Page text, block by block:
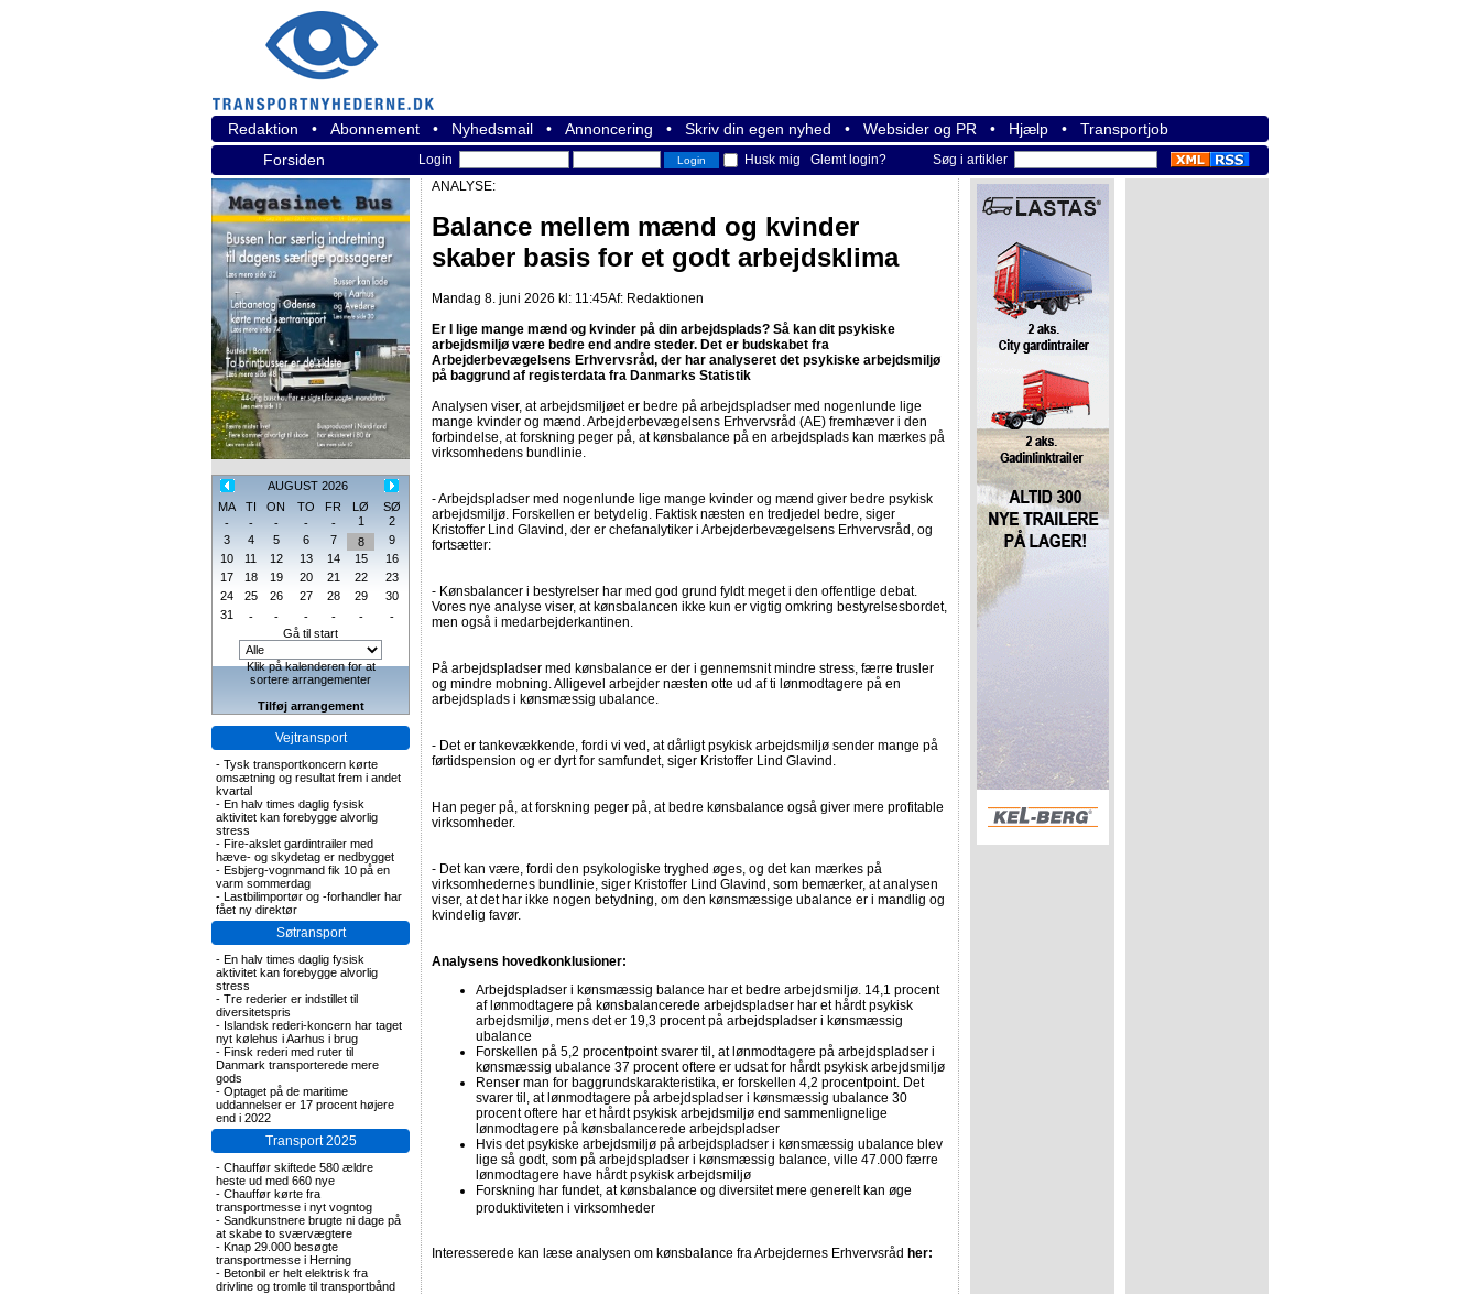
Redaktion • Abonnement • Nyhedsmail • Annoncering • Skriv din egen nyhed • Websider og PR • Hjælp • Transportjob
Forsiden
Login Husk mig Glemt login? Søg i artikler
AUGUST 2026
MA
TI ON TO FR LØ
SØ
-
- - - - 1
2
3
4 5 6 7 8
9
10
11 12 13 14 15
16
17
18 19 20 21 22
23
24
25 26 27 28 29
30
31
- - - - -
-
Gå til start
Klik på kalenderen for at
sortere arrangementer
Tilføj arrangement
Vejtransport
- Tysk transportkoncern kørte
omsætning og resultat frem i andet
kvartal
- En halv times daglig fysisk
aktivitet kan forebygge alvorlig
stress
- Fire-akslet gardintrailer med
hæve- og skydetag er nedbygget
- Esbjerg-vognmand fik 10 på en
varm sommerdag
- Lastbilimportør og -forhandler har
fået ny direktør
Søtransport
- En halv times daglig fysisk
aktivitet kan forebygge alvorlig
stress
- Tre rederier er indstillet til
diversitetspris
- Islandsk rederi-koncern har taget
nyt kølehus i Aarhus i brug
- Finsk rederi med ruter til
Danmark transporterede mere
gods
- Optaget på de maritime
uddannelser er 17 procent højere
end i 2022
Transport 2025
- Chauffør skiftede 580 ældre
heste ud med 660 nye
- Chauffør kørte fra
transportmesse i nyt vogntog
- Sandkunstnere brugte ni dage på
at skabe to sværvægtere
- Knap 29.000 besøgte
transportmesse i Herning
- Betonbil er helt elektrisk fra
drivline og tromle til transportbånd
ANALYSE:
Balance mellem mænd og kvinder
skaber basis for et godt arbejdsklima
Mandag 8. juni 2026 kl: 11:45Af: Redaktionen
Er I lige mange mænd og kvinder på din arbejdsplads? Så kan dit psykiske
arbejdsmiljø være bedre end andre steder. Det er budskabet fra
Arbejderbevægelsens Erhvervsråd, der har analyseret det psykiske arbejdsmiljø
på baggrund af registerdata fra Danmarks Statistik
Analysen viser, at arbejdsmiljøet er bedre på arbejdspladser med nogenlunde lige
mange kvinder og mænd. Arbejderbevægelsens Erhvervsråd (AE) fremhæver i den
forbindelse, at forskning peger på, at kønsbalance på en arbejdsplads kan mærkes på
virksomhedens bundlinie.
- Arbejdspladser med nogenlunde lige mange kvinder og mænd giver bedre psykisk
arbejdsmiljø. Forskellen er betydelig. Faktisk næsten en tredjedel bedre, siger
Kristoffer Lind Glavind, der er chefanalytiker i Arbejderbevægelsens Erhvervsråd, og
fortsætter:
- Kønsbalancer i bestyrelser har med god grund fyldt meget i den offentlige debat.
Vores nye analyse viser, at kønsbalancen ikke kun er vigtig omkring bestyrelsesbordet,
men også i medarbejderkantinen.
På arbejdspladser med kønsbalance er der i gennemsnit mindre stress, færre trusler
og mindre mobning. Alligevel arbejder næsten otte ud af ti lønmodtagere på en
arbejdsplads i kønsmæssig ubalance.
- Det er tankevækkende, fordi vi ved, at dårligt psykisk arbejdsmiljø sender mange på
førtidspension og er dyrt for samfundet, siger Kristoffer Lind Glavind.
Han peger på, at forskning peger på, at bedre kønsbalance også giver mere profitable
virksomheder.
- Det kan være, fordi den psykologiske tryghed øges, og det kan mærkes på
virksomhedernes bundlinie, siger Kristoffer Lind Glavind, som bemærker, at analysen
viser, at det har ikke nogen betydning, om den kønsmæssige ubalance er i mandlig og
kvindelig favør.
Analysens hovedkonklusioner:
Arbejdspladser i kønsmæssig balance har et bedre arbejdsmiljø. 14,1 procent
af lønmodtagere på kønsbalancerede arbejdspladser har et hårdt psykisk
arbejdsmiljø, mens det er 19,3 procent på arbejdspladser i kønsmæssig
ubalance
Forskellen på 5,2 procentpoint svarer til, at lønmodtagere på arbejdspladser i
kønsmæssig ubalance 37 procent oftere er udsat for hårdt psykisk arbejdsmiljø
Renser man for baggrundskarakteristika, er forskellen 4,2 procentpoint. Det
svarer til, at lønmodtagere på arbejdspladser i kønsmæssig ubalance 30
procent oftere har et hårdt psykisk arbejdsmiljø end sammenlignelige
lønmodtagere på kønsbalancerede arbejdspladser
Hvis det psykiske arbejdsmiljø på arbejdspladser i kønsmæssig ubalance blev
lige så godt, som på arbejdspladser i kønsmæssig balance, ville 47.000 færre
lønmodtagere have hårdt psykisk arbejdsmiljø
Forskning har fundet, at kønsbalance og diversitet mere generelt kan øge
produktiviteten i virksomheder
Interesserede kan læse analysen om kønsbalance fra Arbejdernes Erhvervsråd her: